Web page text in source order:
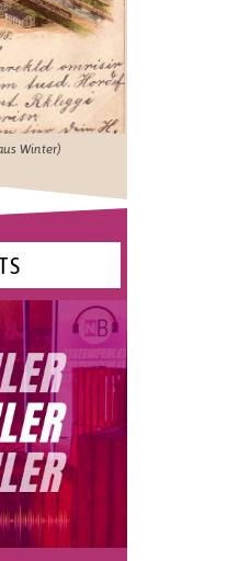
Winter)